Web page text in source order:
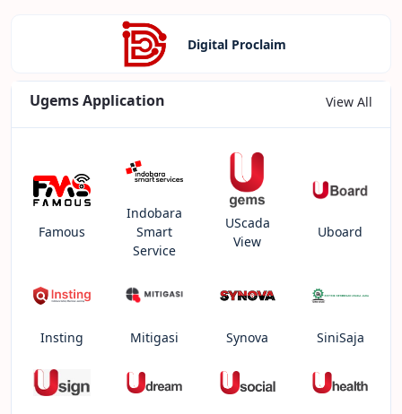
Digital Proclaim
Ugems Application View All
Famous
Indobara
Smart
Service
UScada
View
Uboard
Insting Mitigasi Synova SiniSaja